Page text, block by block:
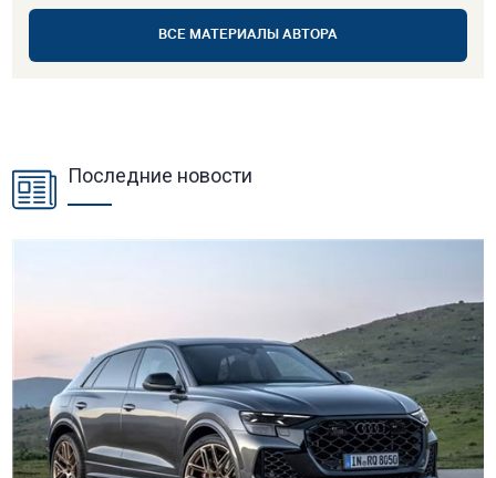
ВСЕ МАТЕРИАЛЫ АВТОРА
Последние новости